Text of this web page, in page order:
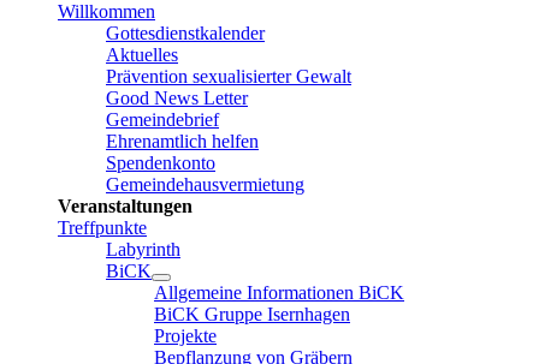
Willkommen
Gottesdienstkalender
Aktuelles
Prävention sexualisierter Gewalt
Good News Letter
Gemeindebrief
Ehrenamtlich helfen
Spendenkonto
Gemeindehausvermietung
Veranstaltungen
Treffpunkte
Labyrinth
BiCK
Allgemeine Informationen BiCK
BiCK Gruppe Isernhagen
Projekte
Bepflanzung von Gräbern